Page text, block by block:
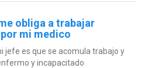
obliga a trabajar
mi medico
jefe es que se acomula trabajo y
y incapacitado